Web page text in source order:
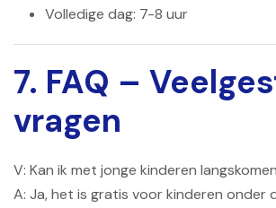
Volledige dag: 7-8 uur
7. FAQ –
vragen
V: Kan ik met jonge kinderen
A: Ja, het is gratis voor kinderen onder